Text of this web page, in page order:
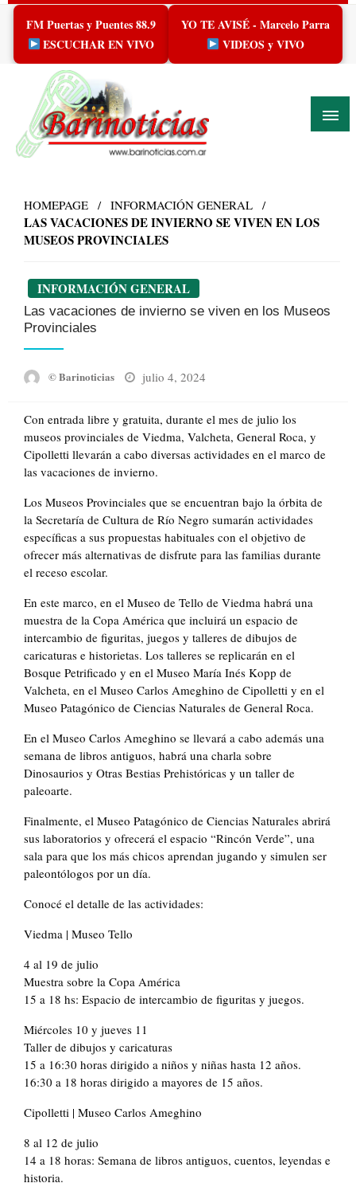
Skip
content
FM Puertas y Puentes 88.9
ESCUCHAR EN VIVO
YO TE AVISÉ - Marcelo Parra
VIDEOS y VIVO
HOMEPAGE INFORMACIÓN GENERAL
LAS VACACIONES DE INVIERNO SE VIVEN EN LOS
MUSEOS PROVINCIALES
INFORMACIÓN GENERAL
Las vacaciones de invierno se viven en los Museos
Provinciales
© Barinoticias
Posted
julio 4, 2024
Con entrada libre y gratuita, durante el mes de julio los
museos provinciales de Viedma, Valcheta, General Roca, y
Cipolletti llevarán a cabo diversas actividades en el marco de
las vacaciones de invierno.
Los Museos Provinciales que se encuentran bajo la órbita de
la Secretaría de Cultura de Río Negro sumarán actividades
específicas a sus propuestas habituales con el objetivo de
ofrecer más alternativas de disfrute para las familias durante
el receso escolar.
En este marco, en el Museo de Tello de Viedma habrá una
muestra de la Copa América que incluirá un espacio de
intercambio de figuritas, juegos y talleres de dibujos de
caricaturas e historietas. Los talleres se replicarán en el
Bosque Petrificado y en el Museo María Inés Kopp de
Valcheta, en el Museo Carlos Ameghino de Cipolletti y en el
Museo Patagónico de Ciencias Naturales de General Roca.
En el Museo Carlos Ameghino se llevará a cabo además una
semana de libros antiguos, habrá una charla sobre
Dinosaurios y Otras Bestias Prehistóricas y un taller de
paleoarte.
Finalmente, el Museo Patagónico de Ciencias Naturales abrirá
sus laboratorios y ofrecerá el espacio “Rincón Verde”, una
sala para que los más chicos aprendan jugando y simulen ser
paleontólogos por un día.
Conocé el detalle de las actividades:
Viedma | Museo Tello
4 al 19 de julio
Muestra sobre la Copa América
15 a 18 hs: Espacio de intercambio de figuritas y juegos.
Miércoles 10 y jueves 11
Taller de dibujos y caricaturas
15 a 16:30 horas dirigido a niños y niñas hasta 12 años.
16:30 a 18 horas dirigido a mayores de 15 años.
Cipolletti | Museo Carlos Ameghino
8 al 12 de julio
14 a 18 horas: Semana de libros antiguos, cuentos, leyendas e
historia.